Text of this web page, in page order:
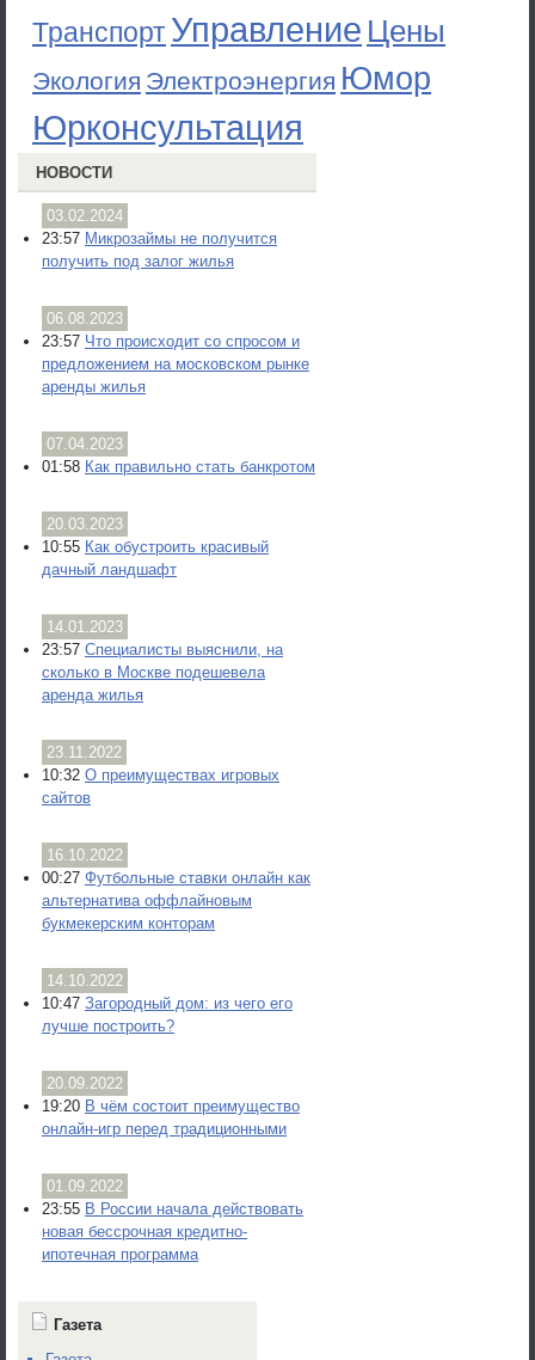
ТранспортУправление Цены
Экология Электроэнергия Юмор
Юрконсультация
НОВОСТИ
03.02.2024
23:57 Микрозаймы не получится
получить под залог жилья
06.08.2023
23:57 Что происходит со спросом и
предложением на московском рынке
аренды жилья
07.04.2023
01:58 Как правильно стать банкротом
20.03.2023
10:55 Как обустроить красивый
дачный ландшафт
14.01.2023
23:57 Специалисты выяснили, на
сколько в Москве подешевела
аренда жилья
23.11.2022
10:32 О преимуществах игровых
сайтов
16.10.2022
00:27 Футбольные ставки онлайн как
альтернатива оффлайновым
букмекерским конторам
14.10.2022
10:47 Загородный дом: из чего его
лучше построить?
20.09.2022
19:20 В чём состоит преимущество
онлайн-игр перед традиционными
01.09.2022
23:55 В России начала действовать
новая бессрочная кредитно-
ипотечная программа
Газета